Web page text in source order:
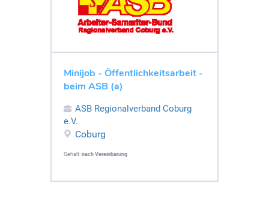
Minijob - Öffentlichkeitsarbeit -
beim ASB (a)
ASB Regionalverband Coburg
e.V.
Coburg
Gehalt: nach Vereinbarung